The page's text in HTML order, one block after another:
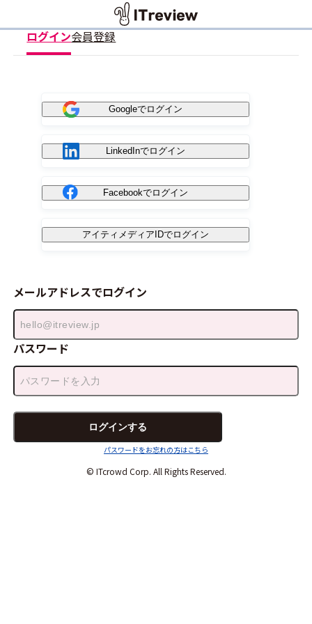
ログイン会員登録
Googleでログイン
LinkedInでログイン
Facebookでログイン
アイティメディアIDでログイン
メールアドレスでログイン
パスワード
パスワードをお忘れの方はこちら
© ITcrowd Corp. All Rights Reserved.